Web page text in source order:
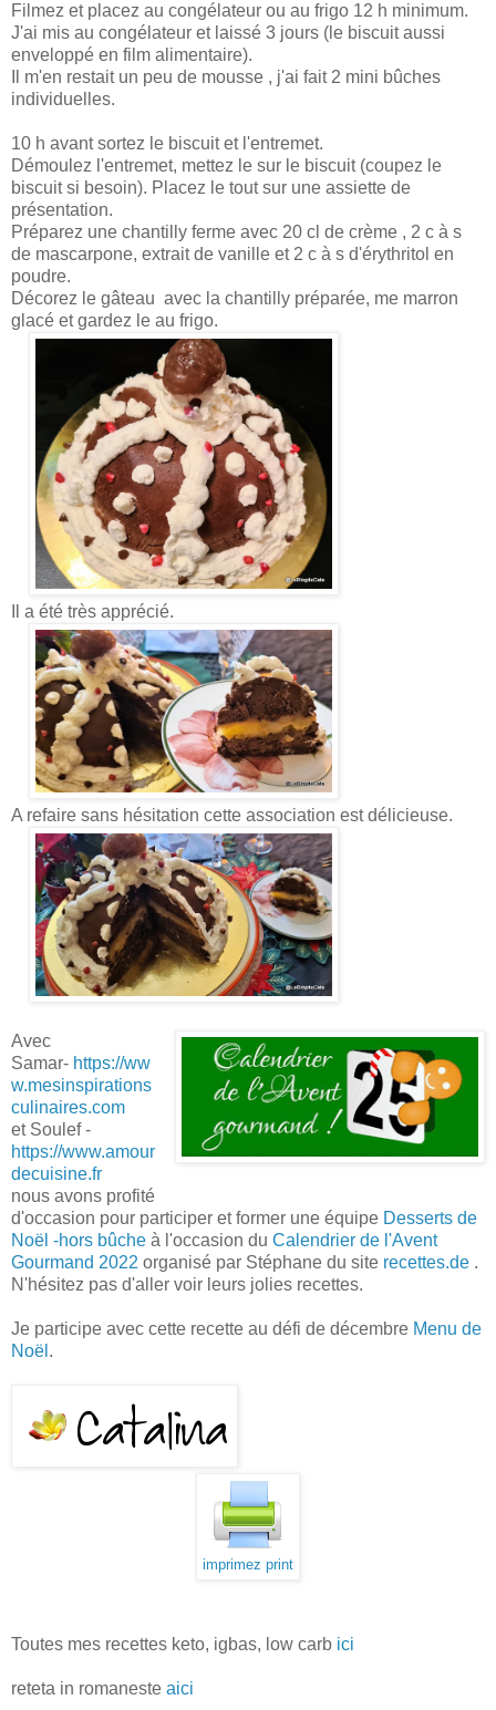
Filmez et placez au congélateur ou au frigo 12 h minimum.
J'ai mis au congélateur et laissé 3 jours (le biscuit aussi
enveloppé en film alimentaire).
Il m'en restait un peu de mousse , j'ai fait 2 mini bûches
individuelles.
10 h avant sortez le biscuit et l'entremet.
Démoulez l'entremet, mettez le sur le biscuit (coupez le
biscuit si besoin). Placez le tout sur une assiette de
présentation.
Préparez une chantilly ferme avec 20 cl de crème , 2 c à s
de mascarpone, extrait de vanille et 2 c à s d'érythritol en
poudre.
Décorez le gâteau avec la chantilly préparée, me marron
glacé et gardez le au frigo.
Il a été très apprécié.
A refaire sans hésitation cette association est délicieuse.
Avec
Samar- https://ww
w.mesinspirations
culinaires.com
et Soulef -
https://www.amour
decuisine.fr
nous avons profité
d'occasion pour participer et former une équipe Desserts de
Noël -hors bûche à l'occasion du Calendrier de l'Avent
Gourmand 2022 organisé par Stéphane du site recettes.de .
N'hésitez pas d'aller voir leurs jolies recettes.
Je participe avec cette recette au défi de décembre Menu de
Noël .
imprimez print
Toutes mes recettes keto, igbas, low carb ici
reteta in romaneste aici